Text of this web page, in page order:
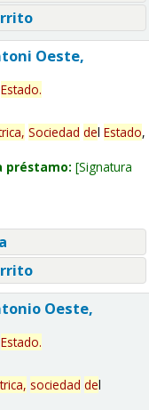
Oeste,
Estado.
Sociedad del Estado,
préstamo: Signatura
Oeste,
Estado.
sociedad del